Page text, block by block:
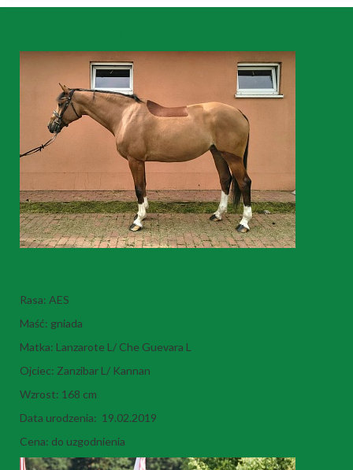
Rasa: AES
Maść: gniada
Matka: Lanzarote L/ Che Guevara L
Ojciec: Zanzibar L/ Kannan
Wzrost: 168 cm
Data urodzenia: 19.02.2019
Cena: do uzgodnienia